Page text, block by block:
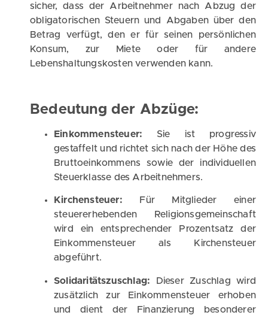
sicher, dass der Arbeitnehmer nach Abzug der
obligatorischen Steuern und Abgaben über den
Betrag verfügt, den er für seinen persönlichen
Konsum, zur Miete oder für andere
Lebenshaltungskosten verwenden kann.
Bedeutung der Abzüge:
Einkommensteuer: Sie ist progressiv
gestaffelt und richtet sich nach der Höhe des
Bruttoeinkommens sowie der individuellen
Steuerklasse des Arbeitnehmers.
Kirchensteuer: Für Mitglieder einer
steuererhebenden Religionsgemeinschaft
wird ein entsprechender Prozentsatz der
Einkommensteuer als Kirchensteuer
abgeführt.
Solidaritätszuschlag: Dieser Zuschlag wird
zusätzlich zur Einkommensteuer erhoben
und dient der Finanzierung besonderer